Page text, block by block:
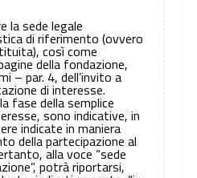
la sede legale
di riferimento (ovvero
così come
della fondazione,
– par. 4, dell’invito a
di interesse.
fase della semplice
sono indicative, in
indicate in maniera
della partecipazione al
alla voce “sede
potrà riportarsi,